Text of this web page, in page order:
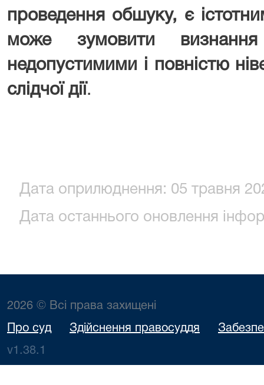
проведення обшуку, є
може зумовити
недопустимими і повністю
слідчої дії .
Дата оприлюднення: 05 травня
Дата останнього оновлення
2026 © Всі права захищені
Про суд Здійснення правосуддя
v1.38.1